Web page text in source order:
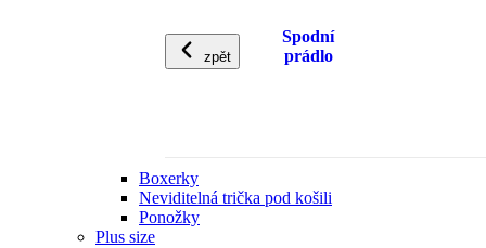
zpět
Spodní
prádlo
Boxerky
Neviditelná trička pod košili
Ponožky
Plus size